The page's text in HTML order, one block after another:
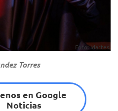
Foto: Idartes.
Torres
en Google
Noticias